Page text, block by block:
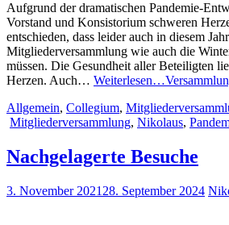
Aufgrund der dramatischen Pandemie-
Vorstand und Konsistorium schweren
entschieden, dass leider auch in diesem
Mitgliederversammlung wie auch die
müssen. Die Gesundheit aller Beteiligten
Herzen. Auch… Weiterlesen…
Allgemein, Collegium,
Mitgliederversammlung, Nikolaus,
Nachgelagerte Besuche
3. November 2021 28. September 2024